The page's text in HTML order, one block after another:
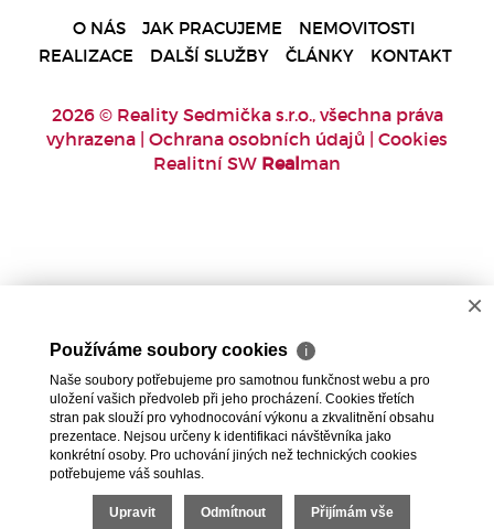
O NÁS JAK PRACUJEME
NEMOVITOSTI
REALIZACE
DALŠÍ SLUŽBY ČLÁNKY KONTAKT
2026 © Reality Sedmička s.r.o., všechna práva
vyhrazena | Ochrana osobních údajů | Cookies
Realitní SW Realman
×
Používáme soubory cookies ℹ
Naše soubory potřebujeme pro samotnou funkčnost webu a pro
uložení vašich předvoleb při jeho procházení. Cookies třetích
stran pak slouží pro vyhodnocování výkonu a zkvalitnění obsahu
prezentace. Nejsou určeny k identifikaci návštěvníka jako
konkrétní osoby. Pro uchování jiných než technických cookies
potřebujeme váš souhlas.
Upravit Odmítnout Přijímám vše